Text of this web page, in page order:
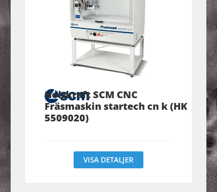
Holzkraft SCM CNC
Fräsmaskin startech cn k (HK
5509020)
VISA DETALJER